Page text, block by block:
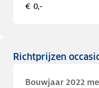
€ 0,-
Richtprijzen
Bouwjaar 2022